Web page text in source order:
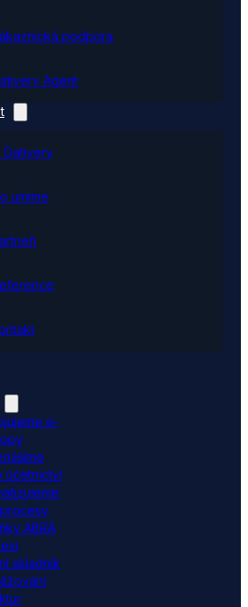
podpora
Agent
Dativery
umíme
e-
účetnictví
ABRA
skladník